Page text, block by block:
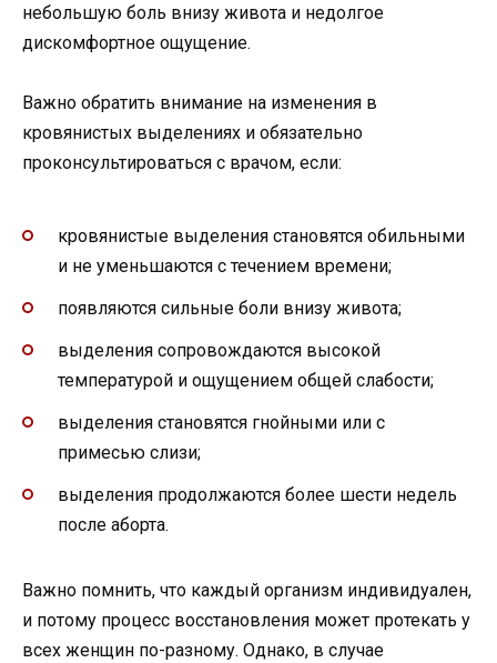
небольшую боль внизу живота и недолгое
дискомфортное ощущение.
Важно обратить внимание на изменения в
кровянистых выделениях и обязательно
проконсультироваться с врачом, если:
кровянистые выделения становятся обильными
и не уменьшаются с течением времени;
появляются сильные боли внизу живота;
выделения сопровождаются высокой
температурой и ощущением общей слабости;
выделения становятся гнойными или с
примесью слизи;
выделения продолжаются более шести недель
после аборта.
Важно помнить, что каждый организм индивидуален,
и потому процесс восстановления может протекать у
всех женщин по-разному. Однако, в случае